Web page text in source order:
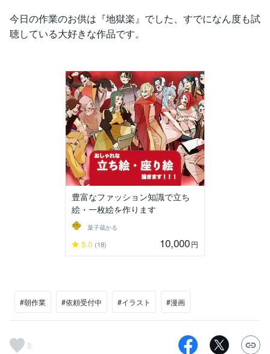
今日の作業のお供は『地獄楽』でした、すでになん度も試
聴している大好きな作品です。
豊富なファッション知識で立ち
絵・一枚絵を作ります
菓子蔵かる
5.0 (18) 10,000円
#朝作業 #依頼受付中 #イラスト #漫画
3